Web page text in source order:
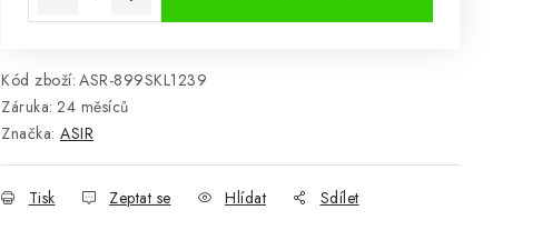
Kód zboží: ASR-899SKL1239
Záruka: 24 měsíců
Značka: ASIR
Tisk Zeptat se Hlídat Sdílet